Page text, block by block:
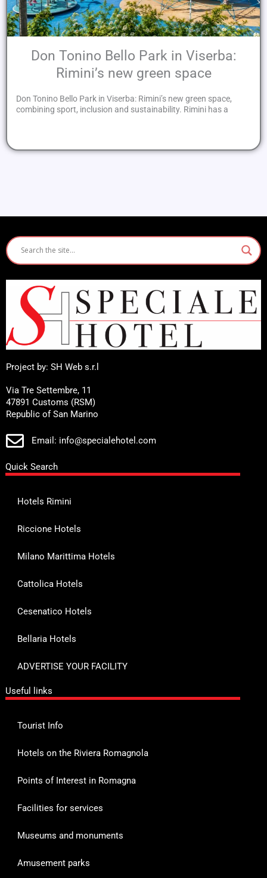
Don Tonino Bello Park in Viserba:
Rimini’s new green space
Don Tonino Bello Park in Viserba: Rimini’s new green space,
combining sport, inclusion and sustainability. Rimini has a
Project by: SH Web s.r.l
Via Tre Settembre, 11
47891 Customs (RSM)
Republic of San Marino
Email: info@specialehotel.com
Quick Search
Hotels Rimini
Riccione Hotels
Milano Marittima Hotels
Cattolica Hotels
Cesenatico Hotels
Bellaria Hotels
ADVERTISE YOUR FACILITY
Useful links
Tourist Info
Hotels on the Riviera Romagnola
Points of Interest in Romagna
Facilities for services
Museums and monuments
Amusement parks